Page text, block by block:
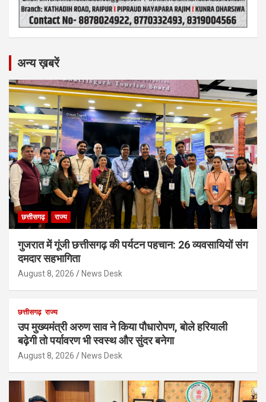
अन्य ख़बरें
छत्तीसगढ़ राज्य
गुजरात में गूंजी छत्तीसगढ़ की पर्यटन पहचान: 26 व्यवसायियों संग
दमदार सहभागिता
August 8, 2026 News Desk
छत्तीसगढ़ राज्य
उप मुख्यमंत्री अरुण साव ने किया पौधारोपण, बोले हरियाली
बढ़ेगी तो पर्यावरण भी स्वस्थ और सुंदर बनेगा
August 8, 2026 News Desk